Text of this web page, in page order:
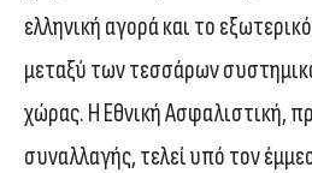
ελληνική αγορά και το
μεταξύ των τεσσάρων
χώρας. Η Εθνική Ασφαλιστική,
συναλλαγής, τελεί υπό τον